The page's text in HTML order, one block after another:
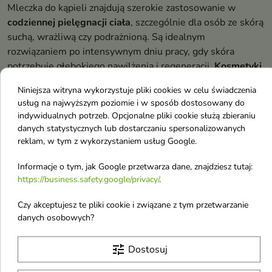
Mleczka do kąpieli znajdują szerokie zastosowanie w
codziennej pielęgnacji ciała, szczególnie dla osób ze skórą
suchą, wrażliwą czy podrażnioną. Są idealnym
rozwiązaniem po intensywnym dniu pracy, gdy skóra
potrzebuje głębokiego nawilżenia i regeneracji.Kosmetyki
skóry niemowląt i dzieci, zapewniając delikatne
oczyszczanie bez naruszania naturalnej bariery ochronnej
skóry.
Szczególnie polecane są w okresach jesienno-zimowych,
gdypielęgnacja ciaławymaga wzmocnienia ze względu na
niskie temperatury i suche powietrze w ogrzewanych
element terapii relaksacyjnej po stresujących dniach lub
intensywnym wysiłku fizycznym.
Co wyróżnia dobre mleczko kąpielowe?
Niniejsza witryna wykorzystuje pliki cookies w celu świadczenia
usług na najwyższym poziomie i w sposób dostosowany do
indywidualnych potrzeb. Opcjonalne pliki cookie służą zbieraniu
danych statystycznych lub dostarczaniu spersonalizowanych
reklam, w tym z wykorzystaniem usług Google.
Informacje o tym, jak Google przetwarza dane, znajdziesz tutaj:
https://business.safety.google/privacy/.
Czy akceptujesz te pliki cookie i związane z tym przetwarzanie
danych osobowych?
tune Dostosuj